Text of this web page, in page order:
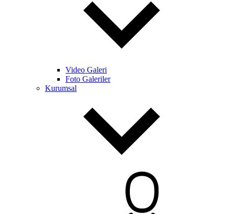
Video Galeri
Foto Galeriler
Kurumsal